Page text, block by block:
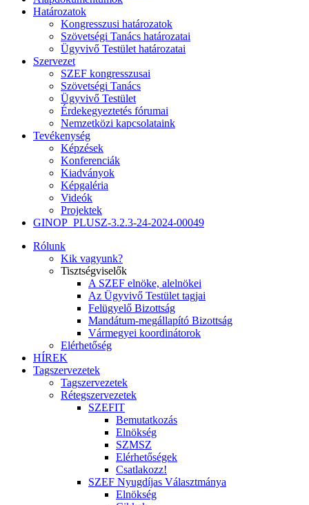
Határozatok
Kongresszusi határozatok
Szövetségi Tanács határozatai
Ügyvivő Testület határozatai
Szervezet
SZEF kongresszusai
Szövetségi Tanács
Ügyvivő Testület
Érdekegyeztetés fórumai
Nemzetközi kapcsolataink
Tevékenység
Képzések
Konferenciák
Kiadványok
Képgaléria
Videók
Projektek
GINOP_PLUSZ-3.2.3-24-2024-00049
Rólunk
Kik vagyunk?
Tisztségviselők
A SZEF elnöke, alelnökei
Az Ügyvivő Testület tagjai
Felügyelő Bizottság
Mandátum-megállapító Bizottság
Vármegyei koordinátorok
Elérhetőség
HÍREK
Tagszervezetek
Tagszervezetek
Rétegszervezetek
SZEFIT
Bemutatkozás
Elnökség
SZMSZ
Elérhetőségek
Csatlakozz!
SZEF Nyugdíjas Választmánya
Elnökség